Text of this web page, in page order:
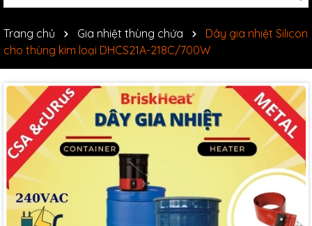
Trang chủ Gia nhiệt thùng chứa
Dây gia nhiệt Silicon
cho thùng kim loại DHCS21A-218C/700W